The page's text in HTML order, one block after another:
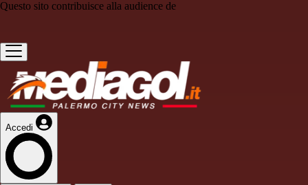
Questo sito contribuisce alla audience de
Accedi